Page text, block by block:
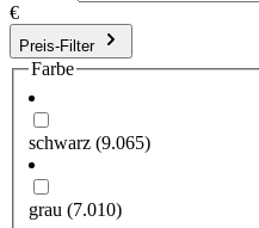
€
Preis-Filter
Farbe
schwarz (9.065)
grau (7.010)